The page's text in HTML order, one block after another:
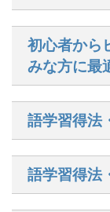
初心者から
みな方に最
語学習得法
語学習得法